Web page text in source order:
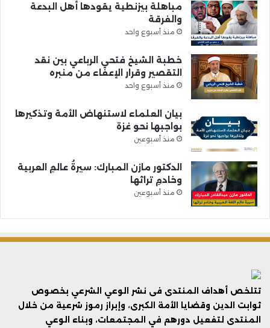
مباهلة بيزنطية يقودها أهل البدعة
والفرقة
منذ أسبوع واحد
خطبة الشيخ فتحي الرباعي بين نقد
التقصير وقرار الإعفاء من منبره
منذ أسبوع واحد
بيان العلماء لاستنهاض الأمة وتذكيرها
بواجبها نحو غزة
منذ أسبوعين
الدكتور مازن المبارك: سيرةُ عالمِ العربية
وخادمِ تراثها
منذ أسبوعين
تتلخص أهداف المنتدى فى نشر الوعي الشرعي بخصوص
ثوابت الدين وقضايا الأمة الكبرى، وإبراز رموز شرعية من خلال
المنتدى لتفعيل دورهم في المجتمعات، وبناء الوعي